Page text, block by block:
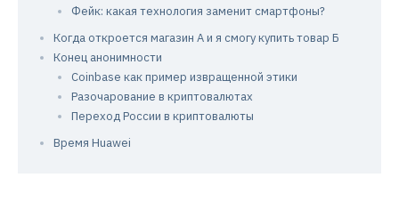
Фейк: какая технология заменит смартфоны?
Когда откроется магазин А и я смогу купить товар Б
Конец анонимности
Coinbase как пример извращенной этики
Разочарование в криптовалютах
Переход России в криптовалюты
Время Huawei